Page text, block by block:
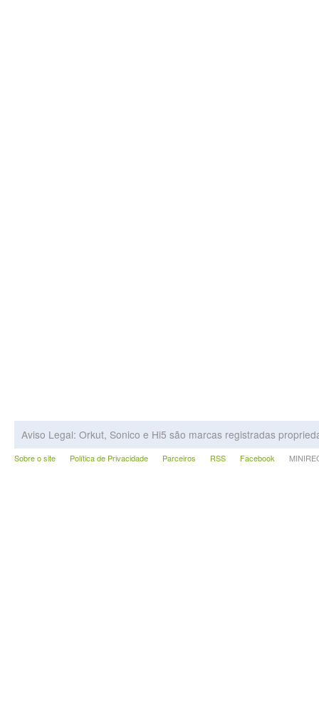
Aviso Legal: Orkut, Sonico e Hi5 são marcas registradas
Sobre o site Política de Privacidade Parceiros RSS Facebook